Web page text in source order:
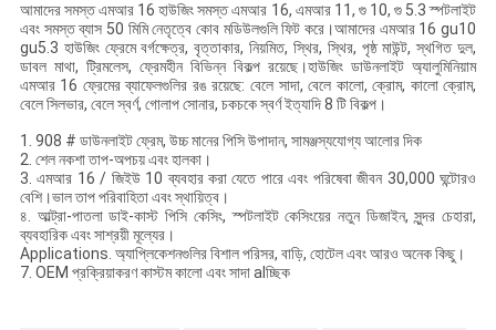
আমাদের সমস্ত এমআর 16 হাউজিং সমস্ত এমআর 16, এমআর 11, গু 10, গু 5.3 স্পটলাইট
এবং সমস্ত ব্যাস 50 মিমি নেতৃত্বে কোব মডিউলগুলি ফিট করে।আমাদের এমআর 16 gu10
gu5.3 হাউজিং ফ্রেমে বর্গক্ষেত্র, বৃত্তাকার, নিয়মিত, স্থির, স্থির, পৃষ্ঠ মাউন্ট, স্থগিত দুল,
ডাবল মাথা, ট্রিমলেস, ফ্রেমহীন বিভিন্ন বিকল্প রয়েছে।হাউজিং ডাউনলাইট অ্যালুমিনিয়াম
এমআর 16 ফ্রেমের ব্যাফেলগুলির রঙ রয়েছে: বেলে সাদা, বেলে কালো, ক্রোম, কালো ক্রোম,
বেলে সিলভার, বেলে স্বর্ণ, গোলাপ সোনার, চকচকে স্বর্ণ ইত্যাদি 8 টি বিকল্প।
1. 908 # ডাউনলাইট ফ্রেম, উচ্চ মানের পিসি উপাদান, সামঞ্জস্যযোগ্য আলোর দিক
2. শেল নকশা তাপ-অপচয় এবং হালকা।
3. এমআর 16 / জিইউ 10 ব্যবহার করা যেতে পারে এবং পরিষেবা জীবন 30,000 ঘন্টােরও
বেশি।ভাল তাপ পরিবাহিতা এবং স্থায়িত্ব।
৪. আল্ট্রা-পাতলা ডাই-কাস্ট পিসি কেসিং, স্পটলাইট কেসিংয়ের নতুন ডিজাইন, সুন্দর চেহারা,
ব্যবহারিক এবং সাশ্রয়ী মূল্যের।
Applications. অ্যাপ্লিকেশনগুলির বিশাল পরিসর, বাড়ি, হোটেল এবং আরও অনেক কিছু।
7. OEM প্রক্রিয়াকরণ কাস্টম কালো এবং সাদা alচ্ছিক